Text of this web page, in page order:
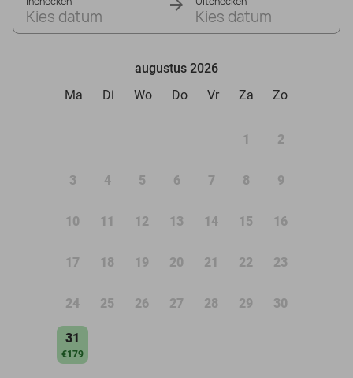
Kies datum Kies datum
augustus 2026
Ma
Di Wo Do Vr Za Zo
1 2
3 4 5 6 7 8 9
10 11 12 13 14 15 16
17 18 19 20 21 22 23
24 25 26 27 28 29 30
31
€179